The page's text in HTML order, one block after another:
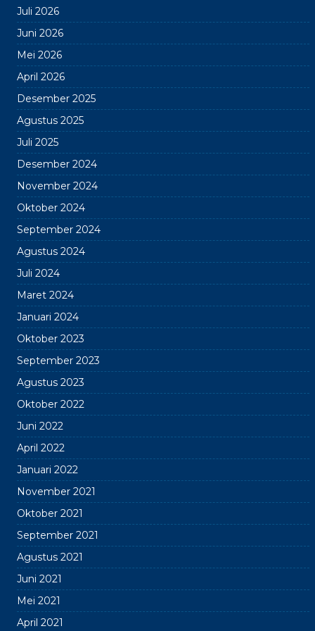
Juli 2026
Juni 2026
Mei 2026
April 2026
Desember 2025
Agustus 2025
Juli 2025
Desember 2024
November 2024
Oktober 2024
September 2024
Agustus 2024
Juli 2024
Maret 2024
Januari 2024
Oktober 2023
September 2023
Agustus 2023
Oktober 2022
Juni 2022
April 2022
Januari 2022
November 2021
Oktober 2021
September 2021
Agustus 2021
Juni 2021
Mei 2021
April 2021